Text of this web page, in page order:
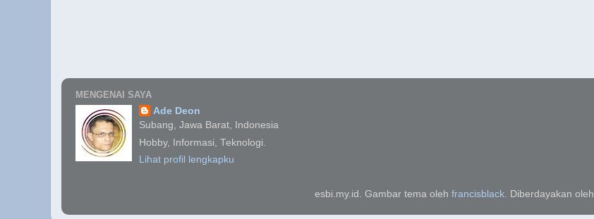
MENGENAI SAYA
Ade Deon
Subang, Jawa Barat, Indonesia
Hobby, Informasi, Teknologi.
Lihat profil lengkapku
esbi.my.id. Gambar tema oleh francisblack . Diberdayakan oleh